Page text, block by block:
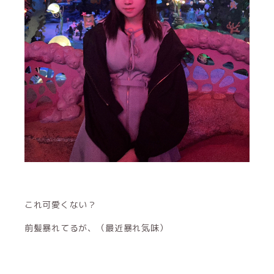
これ可愛くない？
前髪暴れてるが、（最近暴れ気味）